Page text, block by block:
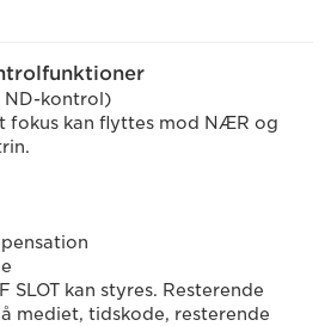
ND-kontrol)
fokus kan flyttes mod NÆR og
SLOT kan styres. Resterende
mediet, tidskode, resterende